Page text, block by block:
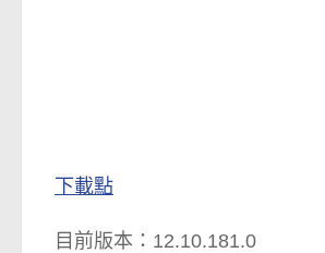
下載點
目前版本：12.10.181.0